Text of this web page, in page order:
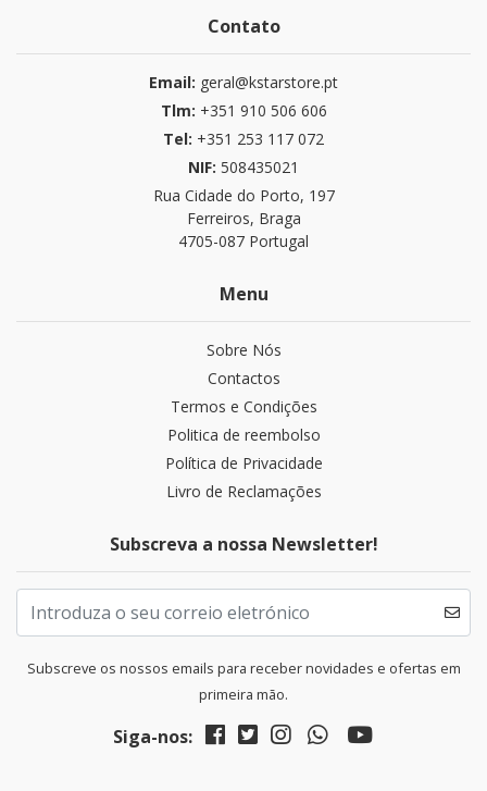
Contato
Email: geral@kstarstore.pt
Tlm: +351 910 506 606
Tel: +351 253 117 072
NIF: 508435021
Rua Cidade do Porto, 197
Ferreiros, Braga
4705-087 Portugal
Menu
Sobre Nós
Contactos
Termos e Condições
Politica de reembolso
Política de Privacidade
Livro de Reclamações
Subscreva a nossa Newsletter!
Subscreve os nossos emails para receber novidades e ofertas em
primeira mão.
Siga-nos: